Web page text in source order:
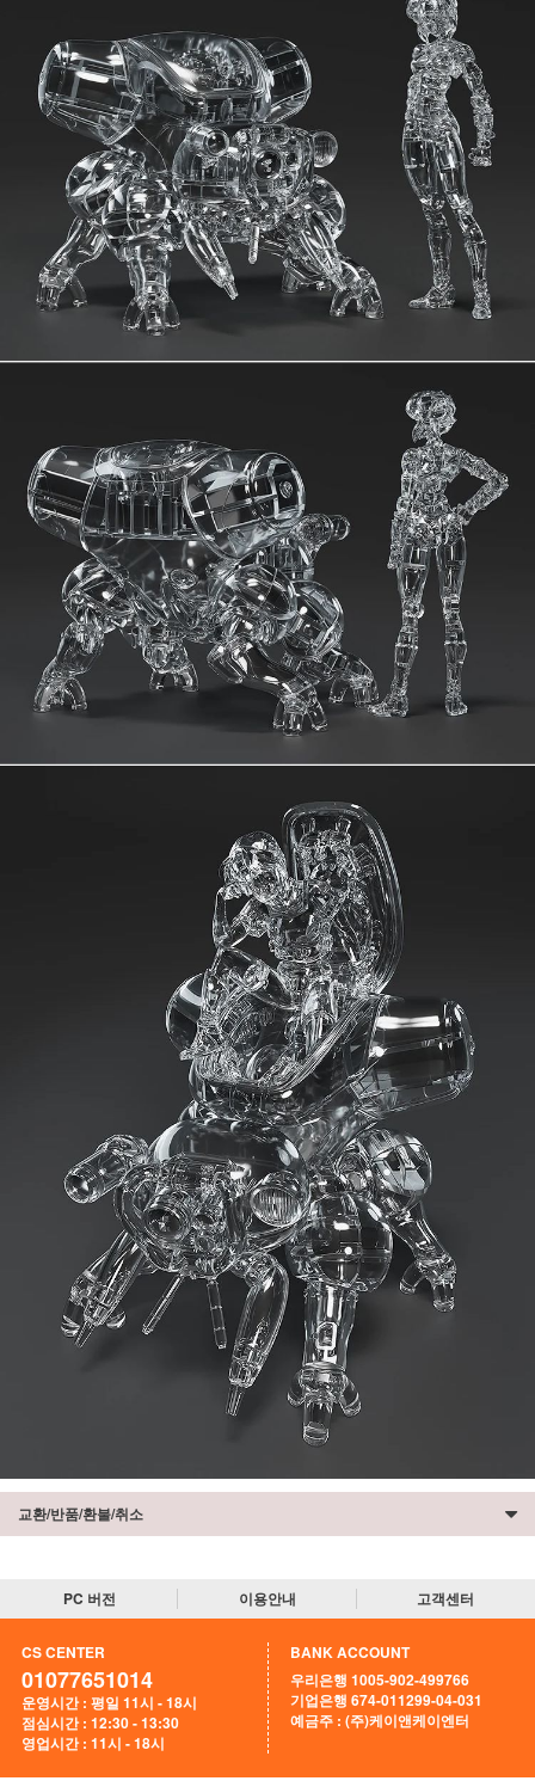
교환/반품/환불/취소
PC 버전 이용안내 고객센터
CS CENTER
01077651014
운영시간 : 평일 11시 - 18시
점심시간 : 12:30 - 13:30
영업시간 : 11시 - 18시
BANK ACCOUNT
우리은행 1005-902-499766
기업은행 674-011299-04-031
예금주 : (주)케이앤케이엔터